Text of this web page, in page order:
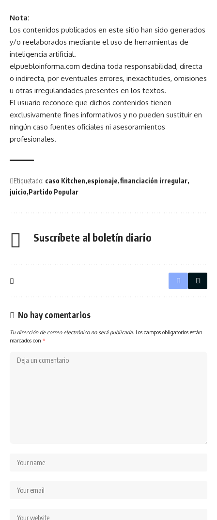
Nota:
Los contenidos publicados en este sitio han sido generados
y/o reelaborados mediante el uso de herramientas de
inteligencia artificial.
elpuebloinforma.com declina toda responsabilidad, directa
o indirecta, por eventuales errores, inexactitudes, omisiones
u otras irregularidades presentes en los textos.
El usuario reconoce que dichos contenidos tienen
exclusivamente fines informativos y no pueden sustituir en
ningún caso fuentes oficiales ni asesoramientos
profesionales.
Etiquetado: caso Kitchen espionaje financiación irregular
juicio Partido Popular
Suscríbete al boletín diario
No hay comentarios
Tu dirección de correo electrónico no será publicada. Los campos obligatorios están
marcados con *